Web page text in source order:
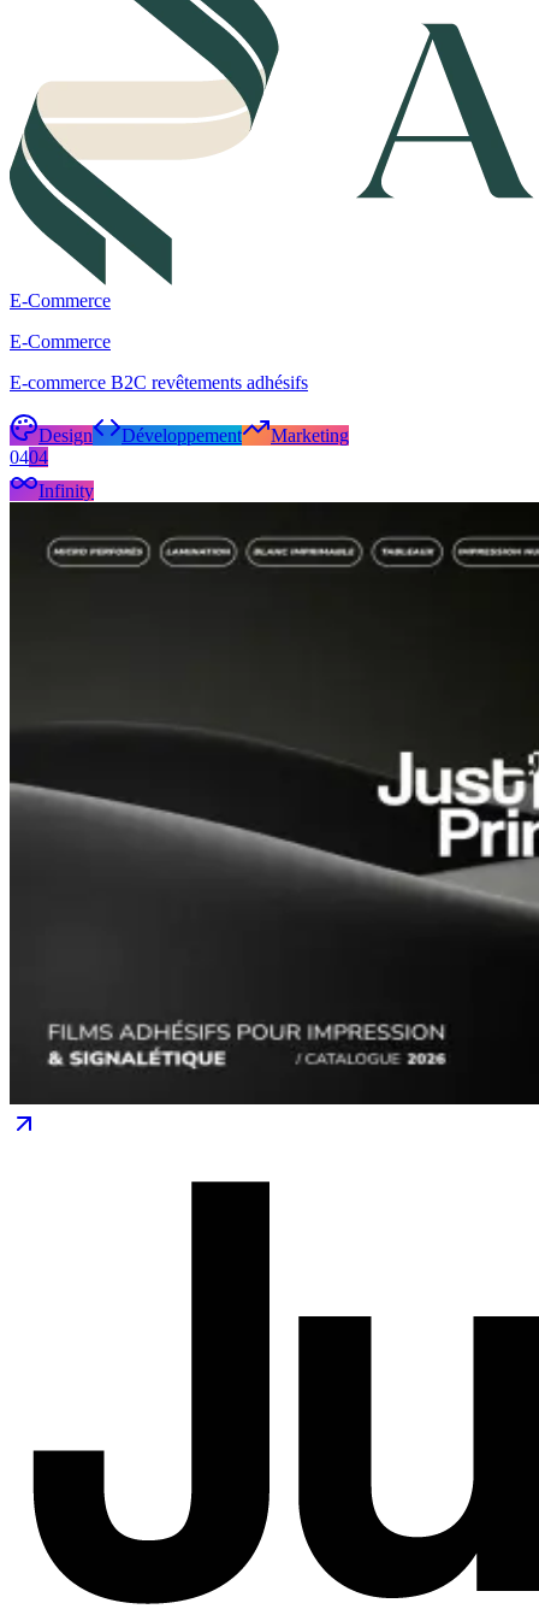
E-Commerce
E-Commerce
E-commerce B2C revêtements adhésifs
Design Développement
Marketing
0404
Infinity